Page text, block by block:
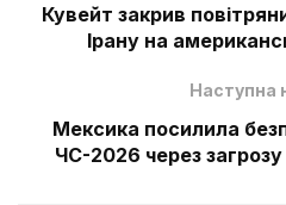
Кувейт закрив
Ірану на
Наступна
Мексика посилила
ЧС-2026 через